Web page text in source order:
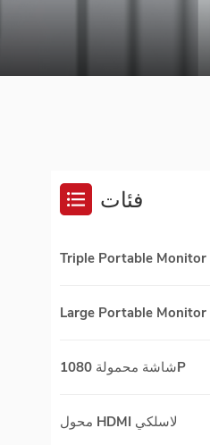
فئات
Triple Portable Monitor
Large Portable Monitor
شاشة محمولة 1080P
محول HDMI لاسلكي